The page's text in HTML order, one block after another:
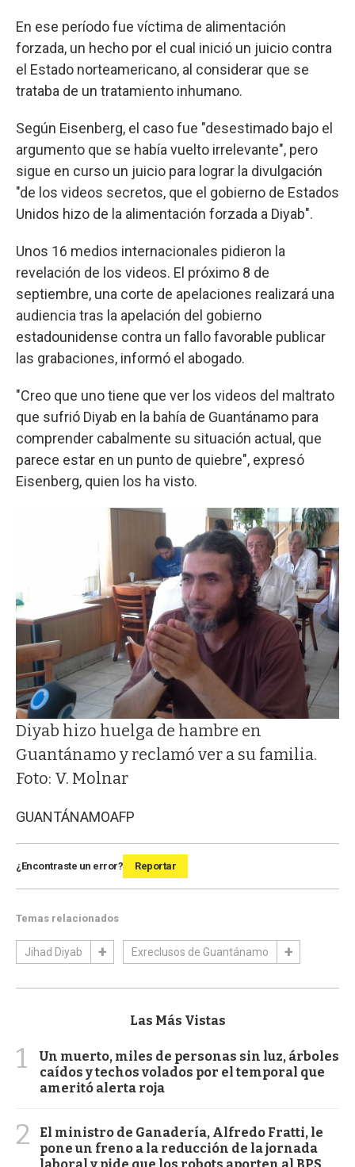
En ese período fue víctima de alimentación
forzada, un hecho por el cual inició un juicio contra
el Estado norteamericano, al considerar que se
trataba de un tratamiento inhumano.
Según Eisenberg, el caso fue "desestimado bajo el
argumento que se había vuelto irrelevante", pero
sigue en curso un juicio para lograr la divulgación
"de los videos secretos, que el gobierno de Estados
Unidos hizo de la alimentación forzada a Diyab".
Unos 16 medios internacionales pidieron la
revelación de los videos. El próximo 8 de
septiembre, una corte de apelaciones realizará una
audiencia tras la apelación del gobierno
estadounidense contra un fallo favorable publicar
las grabaciones, informó el abogado.
"Creo que uno tiene que ver los videos del maltrato
que sufrió Diyab en la bahía de Guantánamo para
comprender cabalmente su situación actual, que
parece estar en un punto de quiebre", expresó
Eisenberg, quien los ha visto.
Diyab hizo huelga de hambre en
Guantánamo y reclamó ver a su familia.
Foto: V. Molnar
GUANTÁNAMOAFP
¿Encontraste un error? Reportar
Temas relacionados
Jihad Diyab Exreclusos de Guantánamo
Las Más Vistas
1
Un muerto, miles de personas sin luz, árboles
caídos y techos volados por el temporal que
ameritó alerta roja
2
El ministro de Ganadería, Alfredo Fratti, le
pone un freno a la reducción de la jornada
laboral y pide que los robots aporten al BPS